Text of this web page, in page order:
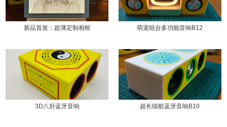
新品首发：超薄定制相框 萌宠组合多功能音响B12
3D八卦蓝牙音响 超长续航蓝牙音响B10